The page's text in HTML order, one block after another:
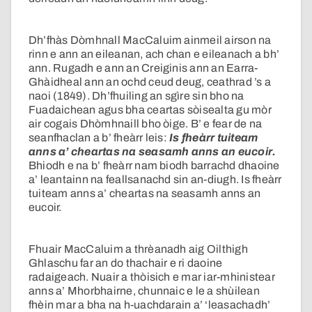
Dh’fhàs Dòmhnall MacCaluim ainmeil airson na
rinn e ann an eileanan, ach chan e eileanach a bh’
ann. Rugadh e ann an Creiginis ann an Earra-
Ghàidheal ann an ochd ceud deug, ceathrad ’s a
naoi (1849). Dh’fhuiling an sgìre sin bho na
Fuadaichean agus bha ceartas sòisealta gu mòr
air cogais Dhòmhnaill bho òige. B’ e fear de na
seanfhaclan a b’ fheàrr leis:Is fheàrr tuiteam
anns a’ cheartas na seasamh anns an eucoir.
Bhiodh e na b’ fheàrr nam biodh barrachd dhaoine
a’ leantainn na feallsanachd sin an-diugh. Is fheàrr
tuiteam anns a’ cheartas na seasamh anns an
eucoir.
Fhuair MacCaluim a thrèanadh aig Oilthigh
Ghlaschu far an do thachair e ri daoine
radaigeach. Nuair a thòisich e mar iar-mhinistear
anns a’ Mhorbhairne, chunnaic e le a shùilean
fhèin mar a bha na h-uachdarain a’ ‘leasachadh’